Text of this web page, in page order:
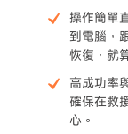
操作簡單
到電腦，
恢復，就
高成功率
確保在救
心。